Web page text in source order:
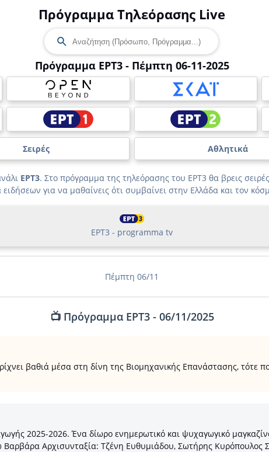
Πρόγραμμα Τηλεόρασης Live
Πρόγραμμα ΕΡΤ3 - Πέμπτη 06-11-2025
Σειρές Αθλητικά
ΕΡΤ3. Στο πρόγραμμα της τηλεόρασης του ΕΡΤ3 θα βρεις
για να μαθαίνεις ότι συμβαίνει στην Ελλάδα και τον
ΕΡΤ3 - programma tv
Πέμπτη 06/11
📺 Πρόγραμμα ΕΡΤ3 - 06/11/2025
βαθιά μέσα στη δίνη της Βιομηχανικής Επανάστασης, τότε
2025-2026. Ένα δίωρο ενημερωτικό και ψυχαγωγικό
Βαρβάρα Αρχισυνταξία: Τζένη Ευθυμιάδου, Σωτήρης